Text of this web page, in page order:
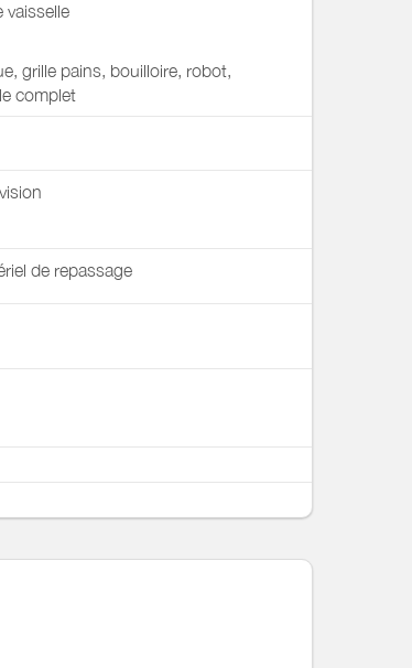
vaisselle
grille pains, bouilloire, robot,
complet
de repassage